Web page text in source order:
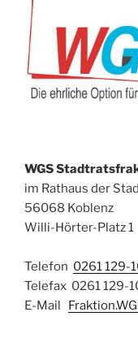
WGS
im Rathaus der
56068 Koblenz
Willi-Hörter-Platz 1
Telefon 0261 129-
Telefax 0261 129-
E-Mail